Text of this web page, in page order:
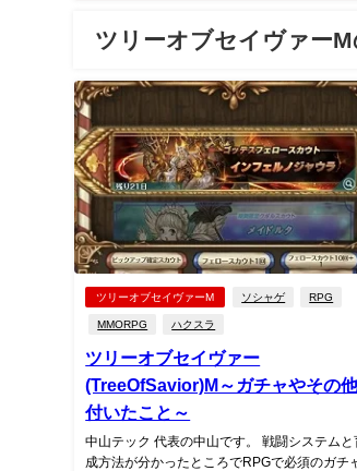
ツリーオブセイヴァー
ツリーオブセイヴァーM ソシャゲ RPG
MMORPG ハクスラ
ツリーオブセイヴァー
(TreeOfSavior)M～ガチャやその
付いたこと～
中山テック 代表の中山です。 戦闘システムと
成方法が分かったところでRPGで必須のガチ